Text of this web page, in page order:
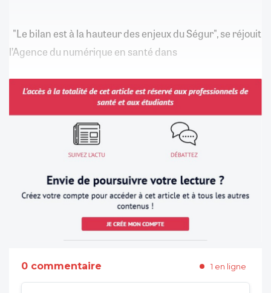
"Le bilan est à la hauteur des enjeux du Ségur", se réjouit
l’Agence du numérique en santé dans
0 commentaire 1 en ligne